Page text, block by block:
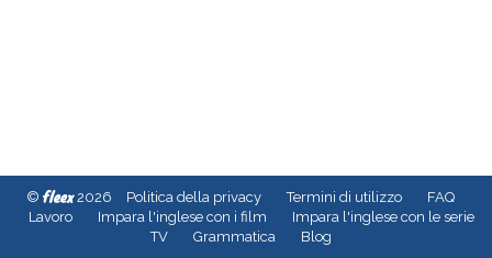
© fleex2026 Politica della privacy Termini di utilizzo
FAQ
Lavoro
Impara l'inglese con i film
Impara l'inglese con le serie
TV
Grammatica Blog